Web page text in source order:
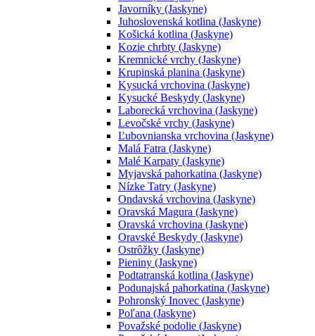
Javorníky (Jaskyne)
Juhoslovenská kotlina (Jaskyne)
Košická kotlina (Jaskyne)
Kozie chrbty (Jaskyne)
Kremnické vrchy (Jaskyne)
Krupinská planina (Jaskyne)
Kysucká vrchovina (Jaskyne)
Kysucké Beskydy (Jaskyne)
Laborecká vrchovina (Jaskyne)
Levočské vrchy (Jaskyne)
Ľubovnianska vrchovina (Jaskyne)
Malá Fatra (Jaskyne)
Malé Karpaty (Jaskyne)
Myjavská pahorkatina (Jaskyne)
Nízke Tatry (Jaskyne)
Ondavská vrchovina (Jaskyne)
Oravská Magura (Jaskyne)
Oravská vrchovina (Jaskyne)
Oravské Beskydy (Jaskyne)
Ostrôžky (Jaskyne)
Pieniny (Jaskyne)
Podtatranská kotlina (Jaskyne)
Podunajská pahorkatina (Jaskyne)
Pohronský Inovec (Jaskyne)
Poľana (Jaskyne)
Považské podolie (Jaskyne)